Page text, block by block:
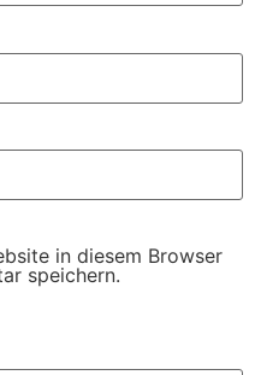
in diesem Browser
speichern.